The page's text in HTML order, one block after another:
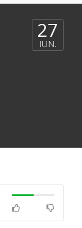
27
IUN.